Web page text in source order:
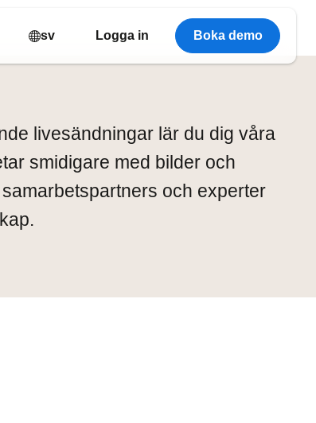
sv Logga in Boka demo
livesändningar lär du dig våra
smidigare med bilder och
och experter